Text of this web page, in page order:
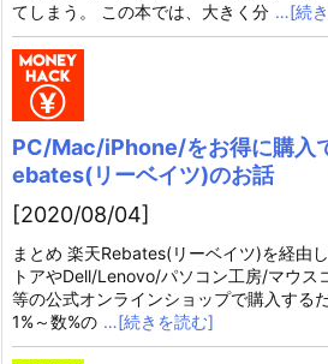
てしまう。 この本では、大きく分 …[続
PC/Mac/iPhone/をお得に購入
ebates(リーベイツ)のお話
[2020/08/04]
まとめ 楽天Rebates(リーベイツ)を経由
トアやDell/Lenovo/パソコン工房/マウス
等の公式オンラインショップで購入する
1%～数%の …[続きを読む]